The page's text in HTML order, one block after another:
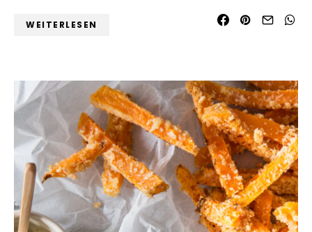
WEITERLESEN